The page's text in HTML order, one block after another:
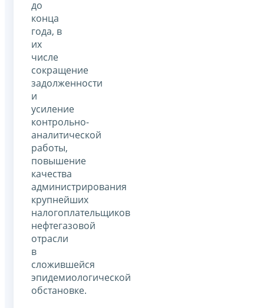
до
конца
года, в
их
числе
сокращение
задолженности
и
усиление
контрольно-
аналитической
работы,
повышение
качества
администрирования
крупнейших
налогоплательщиков
нефтегазовой
отрасли
в
сложившейся
эпидемиологической
обстановке.